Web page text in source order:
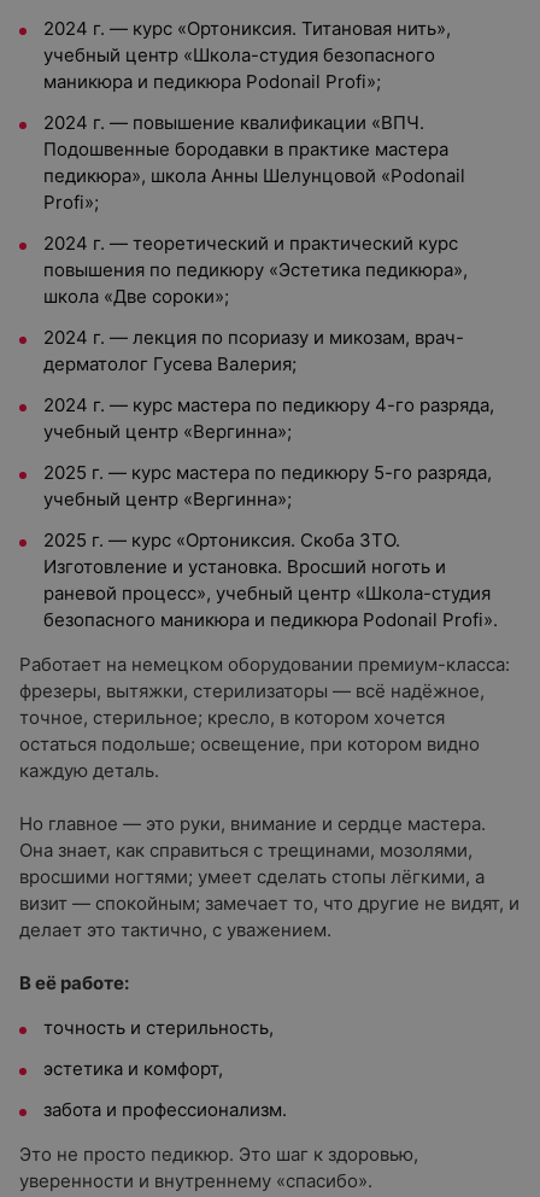
2024 г. — курс «Ортониксия. Титановая нить»,
учебный центр «Школа-студия безопасного
маникюра и педикюра Podonail Profi»;
2024 г. — повышение квалификации «ВПЧ.
Подошвенные бородавки в практике мастера
педикюра», школа Анны Шелунцовой «Podonail
Profi»;
2024 г. — теоретический и практический курс
повышения по педикюру «Эстетика педикюра»,
школа «Две сороки»;
2024 г. — лекция по псориазу и микозам, врач-
дерматолог Гусева Валерия;
2024 г. — курс мастера по педикюру 4-го разряда,
учебный центр «Вергинна»;
2025 г. — курс мастера по педикюру 5-го разряда,
учебный центр «Вергинна»;
2025 г. — курс «Ортониксия. Скоба ЗТО.
Изготовление и установка. Вросший ноготь и
раневой процесс», учебный центр «Школа-студия
безопасного маникюра и педикюра Podonail Profi».
Работает на немецком оборудовании премиум-класса:
фрезеры, вытяжки, стерилизаторы — всё надёжное,
точное, стерильное; кресло, в котором хочется
остаться подольше; освещение, при котором видно
каждую деталь.
Но главное — это руки, внимание и сердце мастера.
Она знает, как справиться с трещинами, мозолями,
вросшими ногтями; умеет сделать стопы лёгкими, а
визит — спокойным; замечает то, что другие не видят, и
делает это тактично, с уважением.
В её работе:
точность и стерильность,
эстетика и комфорт,
забота и профессионализм.
Это не просто педикюр. Это шаг к здоровью,
уверенности и внутреннему «спасибо».